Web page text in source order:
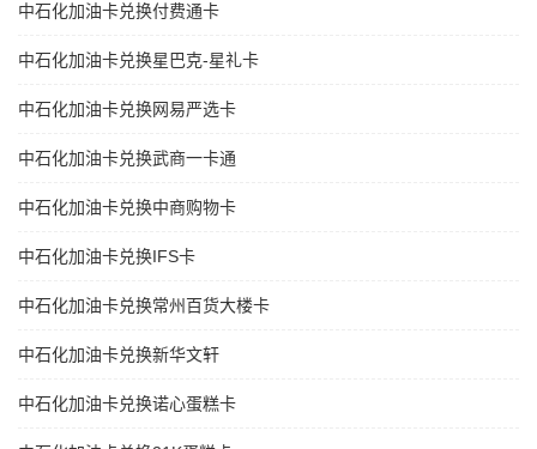
中石化加油卡兑换付费通卡
中石化加油卡兑换星巴克-星礼卡
中石化加油卡兑换网易严选卡
中石化加油卡兑换武商一卡通
中石化加油卡兑换中商购物卡
中石化加油卡兑换IFS卡
中石化加油卡兑换常州百货大楼卡
中石化加油卡兑换新华文轩
中石化加油卡兑换诺心蛋糕卡